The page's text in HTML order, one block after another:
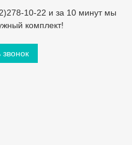
10-22 и за 10 минут мы
комплект!
звонок